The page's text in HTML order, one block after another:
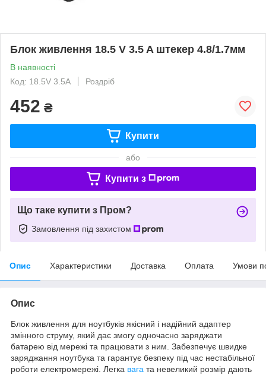
Блок живлення 18.5 V 3.5 A штекер 4.8/1.7мм
В наявності
Код: 18.5V 3.5A
Роздріб
452 ₴
Купити
або
Купити з
Що таке купити з Пром?
Замовлення під захистом
Опис Характеристики Доставка Оплата Умови
Опис
Блок живлення для ноутбуків якісний і надійний адаптер
змінного струму, який дає змогу одночасно заряджати
батарею від мережі та працювати з ним. Забезпечує швидке
заряджання ноутбука та гарантує безпеку під час нестабільної
роботи електромережі. Легка вага та невеликий розмір дають